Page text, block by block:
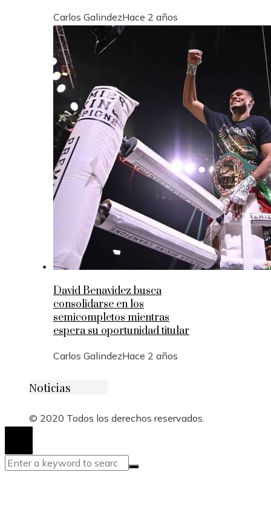
Carlos GalindezHace 2 años
David Benavidez busca
consolidarse en los
semicompletos mientras
espera su oportunidad titular
Carlos GalindezHace 2 años
Noticias
© 2020 Todos los derechos reservados.